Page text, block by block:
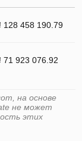
128 458 190.79
71 923 076.92
на основе
не может
этих